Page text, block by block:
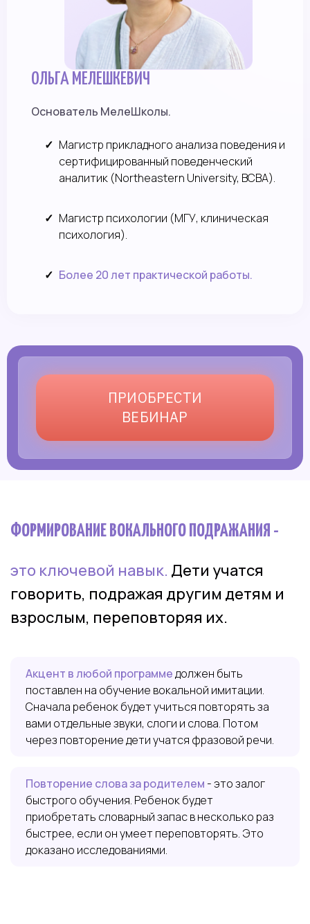
ОЛЬГА МЕЛЕШКЕВИЧ
Основатель МелеШколы.
Магистр прикладного анализа поведения и
сертифицированный поведенческий
аналитик (Northeastern University, BCBA).
Магистр психологии (МГУ, клиническая
психология).
Более 20 лет практической работы.
ПРИОБРЕСТИ
ВЕБИНАР
ФОРМИРОВАНИЕ ВОКАЛЬНОГО ПОДРАЖАНИЯ -
это ключевой навык. Дети учатся
говорить, подражая другим детям и
взрослым, переповторяя их.
Акцент в любой программедолжен быть
поставлен на обучение вокальной имитации.
Сначала ребенок будет учиться повторять за
вами отдельные звуки, слоги и слова. Потом
через повторение дети учатся фразовой речи.
Повторение слова за родителем - это залог
быстрого обучения. Ребенок будет
приобретать словарный запас в несколько раз
быстрее, если он умеет переповторять. Это
доказано исследованиями.